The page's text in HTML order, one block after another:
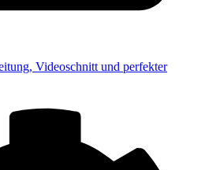
Videoschnitt und perfekter